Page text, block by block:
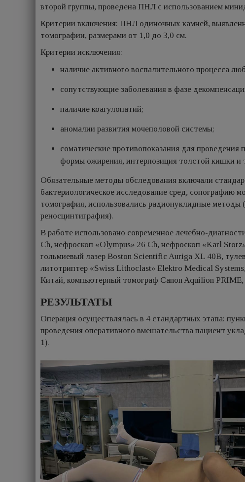
второй группы, проведена ПНЛ с использованием
Критерии включения: ПНЛ одиночных камней,
томографии, размерами от 1,0 до 3,0 см.
Критерии исключения:
наличие активного воспалительного процесса
сопутствующие заболевания в фазе
наличие коагулопатий;
аномалии развития мочеполовой системы;
соматические противопоказания для
формы ожирения, интерпозиция толстой кишки и
Обязательные методы обследования включали
бактериологическое исследование сред, сонографию
томография, использовались радионуклидные
реносцинтиграфия).
В рабoтe иcпoльзoвано coврeмeннoe лeчeбнo-
Ch, нефроскоп «Olympus» 26 Ch, нефроскоп «Karl
гольмиевый лазер Boston Scientific Auriga XL 40В,
литотриптер «Swiss Lithoclast» Elektro Medical
Китай, компьютерный томограф Canon Aquilion
РЕЗУЛЬТАТЫ
Операция осуществлялась в 4 стандартных этапа:
проведения оперативного вмешательства пациент
1).